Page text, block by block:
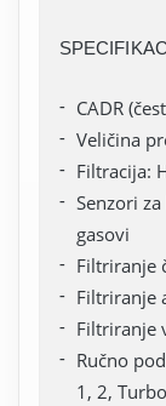
CADR
Veličina
Filtracija:
Senzori
gasovi
Filtriranje
Filtriranje
Filtriranje
Ručno
1, 2,